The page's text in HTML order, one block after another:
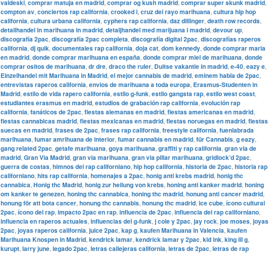
valdeski, comprar matuja en madrid, comprar og kush madrid, comprar super skunk madrid,
compton av, conciertos rap california, crooked i, cruz del rayo marihuana, cultura hip hop
california, cultura urbana california, cyphers rap california, daz dillinger, death row records,
detailhandel in marihuana in madrid, detaljhandel med marijuana i madrid, devour up,
discografía 2pac, discografía 2pac completa, discografía digital 2pac, discografías raperos
california, dj quik, documentales rap california, doja cat, dom kennedy, donde comprar maria
en madrid, donde comprar marihuana en españa, donde comprar miel de marihuana, donde
comprar ositos de marihuana, dr dre, draco the ruler, Duitse vakantie in madrid, e-40, eazy e,
Einzelhandel mit Marihuana in Madrid, el mejor cannabis de madrid, eminem habla de 2pac,
entrevistas raperos california, envios de marihuana a toda europa, Erasmus-Studenten in
Madrid, estilo de vida rapero california, estilo g-funk, estilo gangsta rap, estilo west coast,
estudiantes erasmus en madrid, estudios de grabación rap california, evolución rap
california, fanáticos de 2pac, fiestas alemanas en madrid, fiestas americanas en madrid,
fiestas cannabicas madrid, fiestas mexicanas en madrid, fiestas noruegas en madrid, fiestas
suecas en madrid, frases de 2pac, frases rap california, freestyle california, fuenlabrada
marihuana, fumar amrihuana de interior, fumar cannabis en madrid, für Cannabis, g eazy,
gang related 2pac, getafe marihuana, goya marihuana, graffiti y rap california, gran via de
madrid, ​​Gran Via Madrid, gran via marihuana, gran via pillar marihuana, gridlock’d 2pac,
guerra de costas, himnos del rap californiano, hip hop california, historia de 2pac, historia rap
californiano, hits rap california, homenajes a 2pac, honig anti krebs madrid, honig thc
cannabica, Honig thc Madrid, honig zur heilung von krebs, honing anti kanker madrid, honing
om kanker te genezen, honing thc cannabica, honing thc madrid, honung anti cancer madrid,
honung för att bota cancer, honung thc cannabis, honung thc madrid, ice cube, ícono cultural
2pac, ícono del rap, impacto 2pac en rap, influencia de 2pac, influencia del rap californiano,
influencia en raperos actuales, influencias del g-funk, j cole y 2pac, jay rock, joe moses, joyas
2pac, joyas raperos california, juice 2pac, kap g, kaufen Marihuana in Valencia, kaufen
Marihuana Knospen in Madrid, kendrick lamar, kendrick lamar y 2pac, kid ink, king lil g,
kurupt, larry june, legado 2pac, letras callejeras california, letras de 2pac, letras de rap